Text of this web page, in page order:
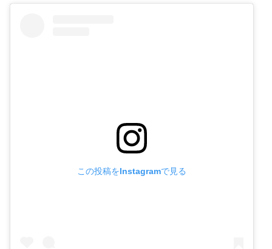
この投稿をInstagramで見る